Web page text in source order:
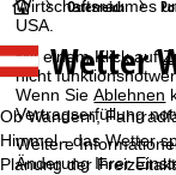
Wirtschaftsraumes
USA.
Mit einem Klick auf
nicht
Wenn SieAblehnen
Vertragserfüllung
Weitere
Änderung Ihrer
S
t
a
r
Österreich
Wetter
Ob Wandern,
Himmel - das Wetter
Planung der